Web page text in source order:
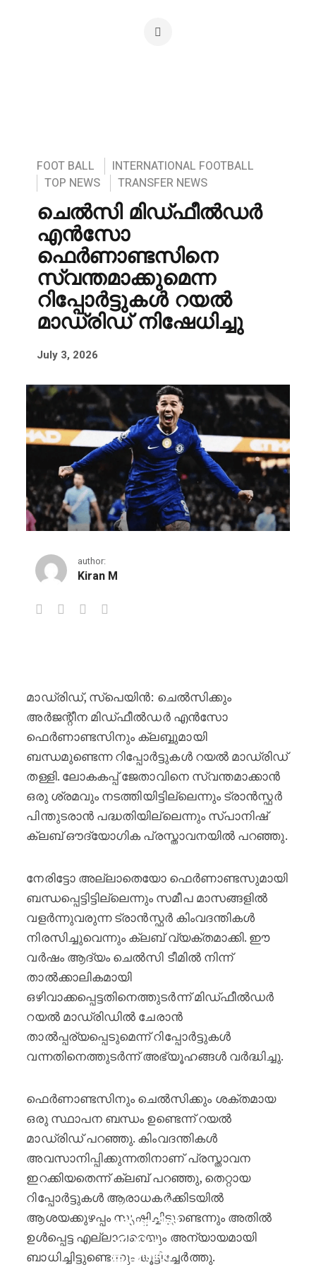
FOOT BALL
INTERNATIONAL FOOTBALL
TOP NEWS
TRANSFER NEWS
ചെൽസി മിഡ്ഫീൽഡർ
എൻസോ
ഫെർണാണ്ടസിനെ
സ്വന്തമാക്കുമെന്ന
റിപ്പോർട്ടുകൾ റയൽ
മാഡ്രിഡ് നിഷേധിച്ചു
July 3, 2026
author:
Kiran M
മാഡ്രിഡ്, സ്പെയിൻ: ചെൽസിക്കും
അർജന്റീന മിഡ്ഫീൽഡർ എൻസോ
ഫെർണാണ്ടസിനും ക്ലബ്ബുമായി
ബന്ധമുണ്ടെന്ന റിപ്പോർട്ടുകൾ റയൽ മാഡ്രിഡ്
തള്ളി. ലോകകപ്പ് ജേതാവിനെ സ്വന്തമാക്കാൻ
ഒരു ശ്രമവും നടത്തിയിട്ടില്ലെന്നും ട്രാൻസ്ഫർ
പിന്തുടരാൻ പദ്ധതിയില്ലെന്നും സ്പാനിഷ്
ക്ലബ് ഔദ്യോഗിക പ്രസ്താവനയിൽ പറഞ്ഞു.
നേരിട്ടോ അല്ലാതെയോ ഫെർണാണ്ടസുമായി
ബന്ധപ്പെട്ടിട്ടില്ലെന്നും സമീപ മാസങ്ങളിൽ
വളർന്നുവരുന്ന ട്രാൻസ്ഫർ കിംവദന്തികൾ
നിരസിച്ചുവെന്നും ക്ലബ് വ്യക്തമാക്കി. ഈ
വർഷം ആദ്യം ചെൽസി ടീമിൽ നിന്ന്
താൽക്കാലികമായി
ഒഴിവാക്കപ്പെട്ടതിനെത്തുടർന്ന് മിഡ്ഫീൽഡർ
റയൽ മാഡ്രിഡിൽ ചേരാൻ
താൽപ്പര്യപ്പെടുമെന്ന് റിപ്പോർട്ടുകൾ
വന്നതിനെത്തുടർന്ന് അഭ്യൂഹങ്ങൾ വർദ്ധിച്ചു.
ഫെർണാണ്ടസിനും ചെൽസിക്കും ശക്തമായ
ഒരു സ്ഥാപന ബന്ധം ഉണ്ടെന്ന് റയൽ
മാഡ്രിഡ് പറഞ്ഞു. കിംവദന്തികൾ
അവസാനിപ്പിക്കുന്നതിനാണ് പ്രസ്താവന
ഇറക്കിയതെന്ന് ക്ലബ് പറഞ്ഞു, തെറ്റായ
റിപ്പോർട്ടുകൾ ആരാധകർക്കിടയിൽ
ആശയക്കുഴപ്പം സൃഷ്ടിച്ചിട്ടുണ്ടെന്നും അതിൽ
ഉൾപ്പെട്ട എല്ലാവരെയും അന്യായമായി
ബാധിച്ചിട്ടുണ്ടെന്നും കൂട്ടിച്ചേർത്തു.
പുരുഷ ടി20
ക്രിക്കറ്റിൽ
ഏറ്റവും
കൂടുതൽ